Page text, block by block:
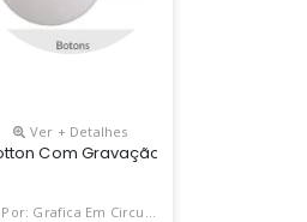
Cores E Quatro
Campanha Com O Boton
Ver + Detalhes
Com Gravação Em Diversas
Por: Grafica Em CirculaÇÃo